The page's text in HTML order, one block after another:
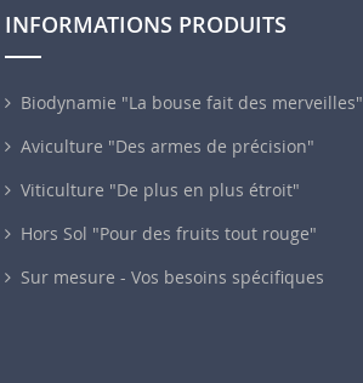
INFORMATIONS PRODUITS
Biodynamie "La bouse fait des merveilles"
Aviculture "Des armes de précision"
Viticulture "De plus en plus étroit"
Hors Sol "Pour des fruits tout rouge"
Sur mesure - Vos besoins spécifiques